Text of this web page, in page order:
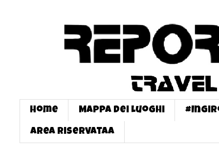
Home Mappa dei Luoghi
Area Riservataa